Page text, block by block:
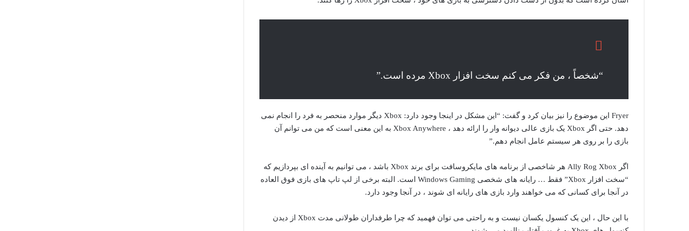
“شخصاً ، من فکر می کنم سخت افزار Xbox مرده است.”
Fryer این موضوع را نیز بیان کرد و گفت: “این مشکل در اینجا وجود دارد: Xbox دیگر موارد منحصر به فرد را انجام نمی
دهد. حتی اگر Xbox یک بازی عالی دیوانه وار را ارائه دهد ، Xbox Anywhere به این معنی است که من می توانم آن
بازی را بر روی هر سیستم عامل انجام دهم.”
اگر Ally Rog Xbox هر شاخصی از برنامه های مایکروسافت برای برند Xbox باشد ، می توانیم به آینده ای بپردازیم که
“سخت افزار Xbox” فقط … رایانه های شخصی Windows Gaming است. البته برخی از لپ تاپ های بازی فوق العاده
در آنجا برای کسانی که می خواهند وارد بازی های رایانه ای شوند ، در آنجا وجود دارد.
با این حال ، این یک کنسول یکسان نیست و به راحتی می توان فهمید که چرا طرفداران طولانی مدت Xbox از دیدن